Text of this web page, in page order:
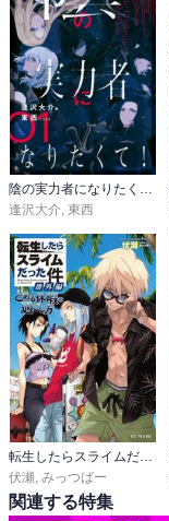
陰の実力者になりたくて！
逢沢大介, 東西
伏瀬 みっつばー
関連する特集